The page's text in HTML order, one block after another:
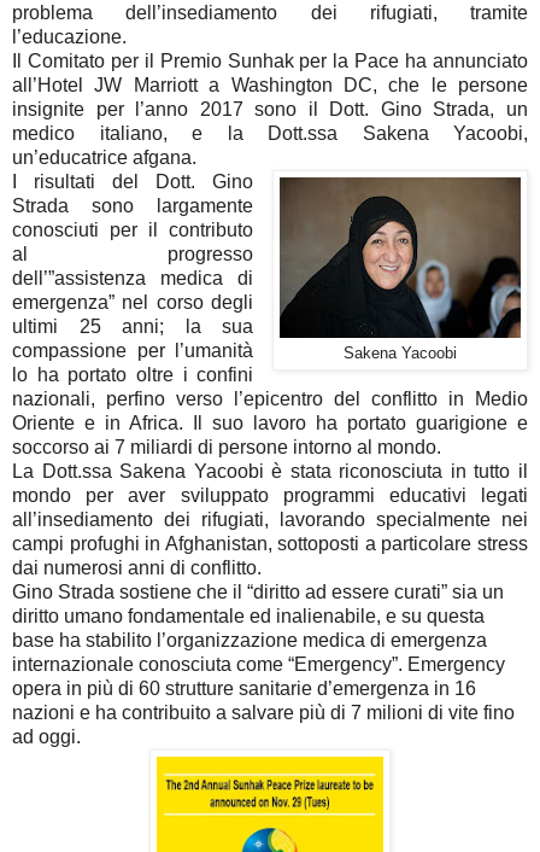
problema dell’insediamento dei rifugiati, tramite
l’educazione.
Il Comitato per il Premio Sunhak per la Pace ha annunciato
all’Hotel JW Marriott a Washington DC, che le persone
insignite per l’anno 2017 sono il Dott. Gino Strada, un
medico italiano, e la Dott.ssa Sakena Yacoobi,
un’educatrice afgana.
Sakena Yacoobi
I risultati del Dott. Gino
Strada sono largamente
conosciuti per il contributo
al progresso
dell’”assistenza medica di
emergenza” nel corso degli
ultimi 25 anni; la sua
compassione per l’umanità
lo ha portato oltre i confini
nazionali, perfino verso l’epicentro del conflitto in Medio
Oriente e in Africa. Il suo lavoro ha portato guarigione e
soccorso ai 7 miliardi di persone intorno al mondo.
La Dott.ssa Sakena Yacoobi è stata riconosciuta in tutto il
mondo per aver sviluppato programmi educativi legati
all’insediamento dei rifugiati, lavorando specialmente nei
campi profughi in Afghanistan, sottoposti a particolare stress
dai numerosi anni di conflitto.
Gino Strada sostiene che il “diritto ad essere curati” sia un
diritto umano fondamentale ed inalienabile, e su questa
base ha stabilito l’organizzazione medica di emergenza
internazionale conosciuta come “Emergency”. Emergency
opera in più di 60 strutture sanitarie d’emergenza in 16
nazioni e ha contribuito a salvare più di 7 milioni di vite fino
ad oggi.